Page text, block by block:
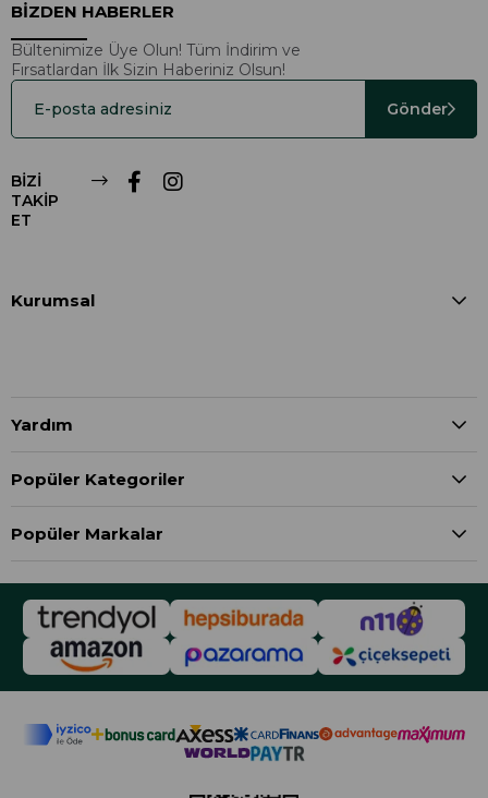
BİZDEN HABERLER
Bültenimize Üye Olun! Tüm İndirim ve
Fırsatlardan İlk Sizin Haberiniz Olsun!
Gönder
BİZİ
TAKİP
ET
Kurumsal
Yardım
Popüler Kategoriler
Popüler Markalar